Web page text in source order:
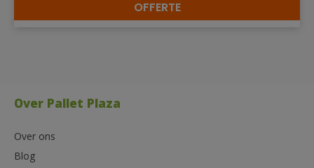
DETAILS
OFFERTE
Over Pallet Plaza
Over ons
Blog